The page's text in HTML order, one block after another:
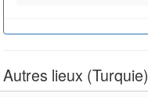
Autres lieux (Turquie)